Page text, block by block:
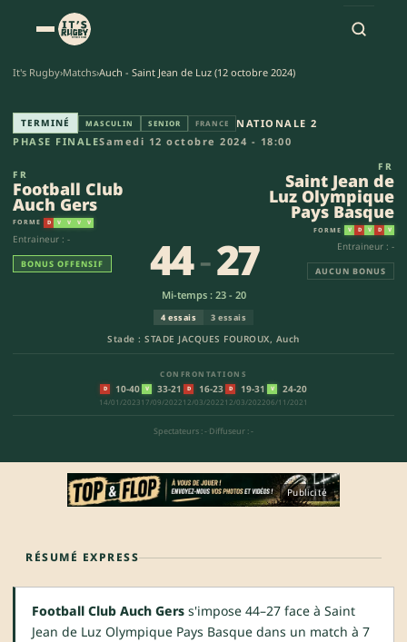
It's Rugby›Matchs›Auch - Saint Jean de Luz (12 octobre 2024)
Football Club Auch Gers -
TERMINÉ MASCULIN SENIOR FRANCE
NATIONALE 2
PHASE FINALESamedi 12 octobre 2024 - 18:00
FR
Football Club
Auch Gers
FORME D V V V V
Entraineur : -
BONUS OFFENSIF
Stade : STADE JACQUES FOUROUX, Auch
44-27
Mi-temps : 23 - 20
4 essais 3 essais
CONFRONTATIONS
D 10-40
14/01/2023
V 33-21
17/09/2022
D 16-23
12/03/2022
D 19-31
12/03/2022
V 24-20
06/11/2021
Spectateurs : - Diffuseur : -
FR
Saint Jean de
Luz Olympique
Pays Basque
FORME V D V D V
Entraineur : -
AUCUN BONUS
Publicité
RÉSUMÉ EXPRESS
Football Club Auch Gers s'impose 44–27 face à Saint
Jean de Luz Olympique Pays Basque dans un match à 7